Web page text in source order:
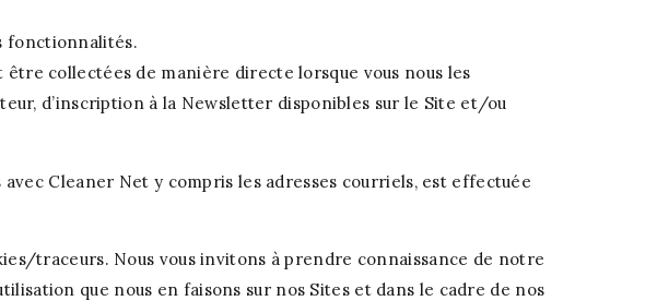
fonctionnalités.
collectées de manière directe lorsque vous nous les
d’inscription à la Newsletter disponibles sur le Site et/ou
Cleaner Net y compris les adresses courriels, est effectuée
traceurs. Nous vous invitons à prendre connaissance de notre
que nous en faisons sur nos Sites et dans le cadre de nos